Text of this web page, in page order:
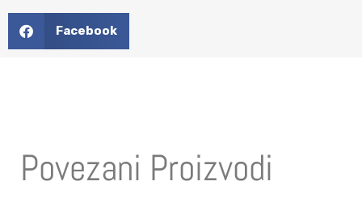
Facebook
Povezani Proizvodi